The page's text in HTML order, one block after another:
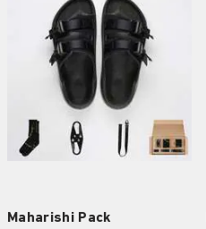
Maharishi Pack